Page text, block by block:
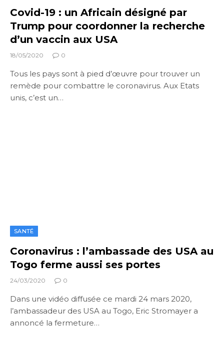
Covid-19 : un Africain désigné par
Trump pour coordonner la recherche
d’un vaccin aux USA
18/05/2020 0
Tous les pays sont à pied d’œuvre pour trouver un
remède pour combattre le coronavirus. Aux Etats
unis, c’est un…
SANTÉ
Coronavirus : l’ambassade des USA au
Togo ferme aussi ses portes
24/03/2020 0
Dans une vidéo diffusée ce mardi 24 mars 2020,
l’ambassadeur des USA au Togo, Eric Stromayer a
annoncé la fermeture…